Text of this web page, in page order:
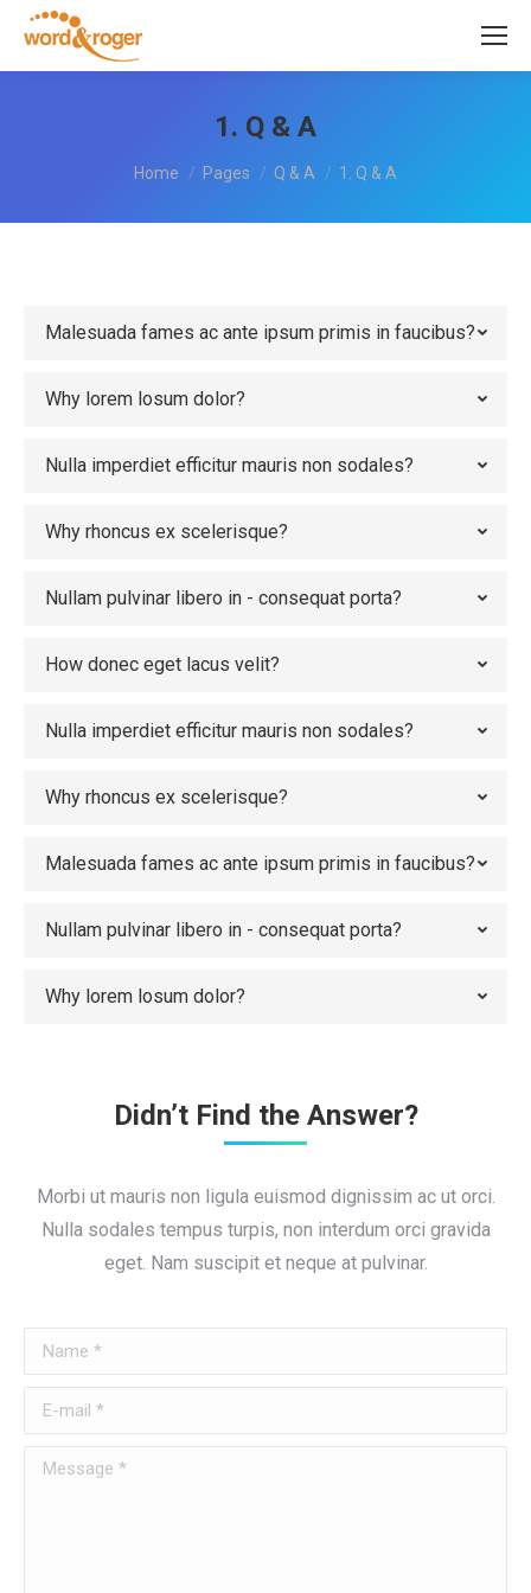
1. Q & A
You are here:
Home Pages Q & A 1. Q & A
Malesuada fames ac ante ipsum primis in faucibus?
Why lorem losum dolor?
Nulla imperdiet efficitur mauris non sodales?
Why rhoncus ex scelerisque?
Nullam pulvinar libero in - consequat porta?
How donec eget lacus velit?
Nulla imperdiet efficitur mauris non sodales?
Why rhoncus ex scelerisque?
Malesuada fames ac ante ipsum primis in faucibus?
Nullam pulvinar libero in - consequat porta?
Why lorem losum dolor?
Didn’t Find the Answer?
Morbi ut mauris non ligula euismod dignissim ac ut orci.
Nulla sodales tempus turpis, non interdum orci gravida
eget. Nam suscipit et neque at pulvinar.
Name *
E-mail *
Message *